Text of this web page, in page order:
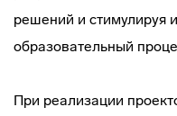
решений и стимулируя
образовательный
При реализации